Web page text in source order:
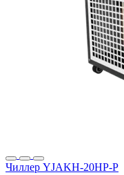
Чиллер YJAKH-20HP-P